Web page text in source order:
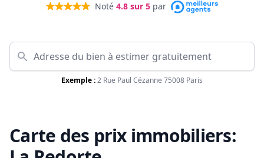
Noté 4.8 sur 5 par
Exemple :2 Rue Paul Cézanne 75008 Paris
Carte des prix immobiliers: